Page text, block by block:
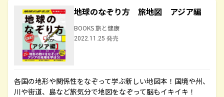
地球のなぞり方 旅地図 アジア編
BOOKS 旅と健康
2022.11.25 発売
各国の地形や関係性をなぞって学ぶ新しい地図本！国境や州、
川や街道、島など旅気分で地図をなぞって脳もイキイキ！